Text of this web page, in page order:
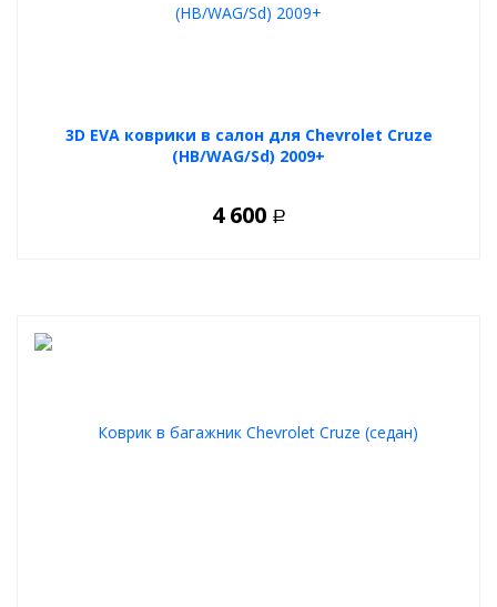
3D EVA коврики в салон для Chevrolet Cruze
(HB/WAG/Sd) 2009+
4 600 Р